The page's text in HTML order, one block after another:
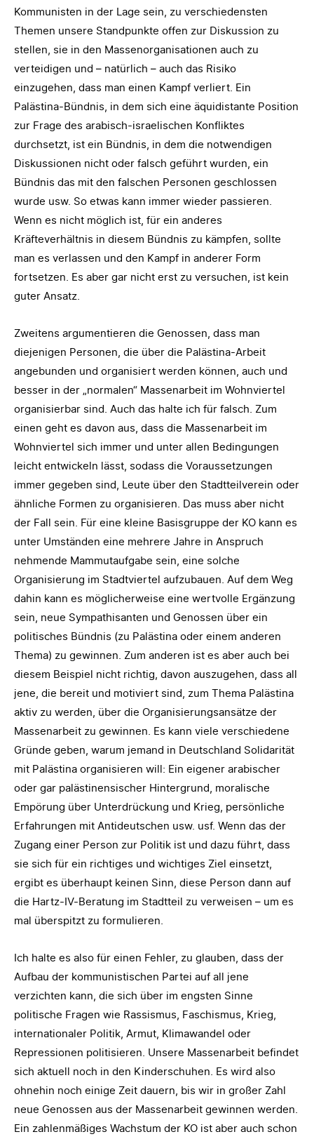
Kommunisten in der Lage sein, zu verschiedensten
Themen unsere Standpunkte offen zur Diskussion zu
stellen, sie in den Massenorganisationen auch zu
verteidigen und – natürlich – auch das Risiko
einzugehen, dass man einen Kampf verliert. Ein
Palästina-Bündnis, in dem sich eine äquidistante Position
zur Frage des arabisch-israelischen Konfliktes
durchsetzt, ist ein Bündnis, in dem die notwendigen
Diskussionen nicht oder falsch geführt wurden, ein
Bündnis das mit den falschen Personen geschlossen
wurde usw. So etwas kann immer wieder passieren.
Wenn es nicht möglich ist, für ein anderes
Kräfteverhältnis in diesem Bündnis zu kämpfen, sollte
man es verlassen und den Kampf in anderer Form
fortsetzen. Es aber gar nicht erst zu versuchen, ist kein
guter Ansatz.
Zweitens argumentieren die Genossen, dass man
diejenigen Personen, die über die Palästina-Arbeit
angebunden und organisiert werden können, auch und
besser in der „normalen“ Massenarbeit im Wohnviertel
organisierbar sind. Auch das halte ich für falsch. Zum
einen geht es davon aus, dass die Massenarbeit im
Wohnviertel sich immer und unter allen Bedingungen
leicht entwickeln lässt, sodass die Voraussetzungen
immer gegeben sind, Leute über den Stadtteilverein oder
ähnliche Formen zu organisieren. Das muss aber nicht
der Fall sein. Für eine kleine Basisgruppe der KO kann es
unter Umständen eine mehrere Jahre in Anspruch
nehmende Mammutaufgabe sein, eine solche
Organisierung im Stadtviertel aufzubauen. Auf dem Weg
dahin kann es möglicherweise eine wertvolle Ergänzung
sein, neue Sympathisanten und Genossen über ein
politisches Bündnis (zu Palästina oder einem anderen
Thema) zu gewinnen. Zum anderen ist es aber auch bei
diesem Beispiel nicht richtig, davon auszugehen, dass all
jene, die bereit und motiviert sind, zum Thema Palästina
aktiv zu werden, über die Organisierungsansätze der
Massenarbeit zu gewinnen. Es kann viele verschiedene
Gründe geben, warum jemand in Deutschland Solidarität
mit Palästina organisieren will: Ein eigener arabischer
oder gar palästinensischer Hintergrund, moralische
Empörung über Unterdrückung und Krieg, persönliche
Erfahrungen mit Antideutschen usw. usf. Wenn das der
Zugang einer Person zur Politik ist und dazu führt, dass
sie sich für ein richtiges und wichtiges Ziel einsetzt,
ergibt es überhaupt keinen Sinn, diese Person dann auf
die Hartz-IV-Beratung im Stadtteil zu verweisen – um es
mal überspitzt zu formulieren.
Ich halte es also für einen Fehler, zu glauben, dass der
Aufbau der kommunistischen Partei auf all jene
verzichten kann, die sich über im engsten Sinne
politische Fragen wie Rassismus, Faschismus, Krieg,
internationaler Politik, Armut, Klimawandel oder
Repressionen politisieren. Unsere Massenarbeit befindet
sich aktuell noch in den Kinderschuhen. Es wird also
ohnehin noch einige Zeit dauern, bis wir in großer Zahl
neue Genossen aus der Massenarbeit gewinnen werden.
Ein zahlenmäßiges Wachstum der KO ist aber auch schon